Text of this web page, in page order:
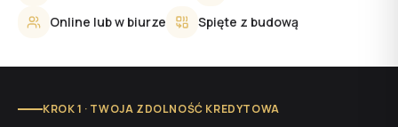
Online lub w biurze
Spięte z budową
KROK 1 · TWOJA ZDOLNOŚĆ KREDYTOWA